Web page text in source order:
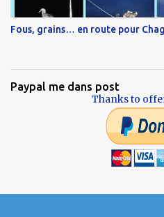
Fous, grains… en route pour
Paypal me dans post
Thanks to